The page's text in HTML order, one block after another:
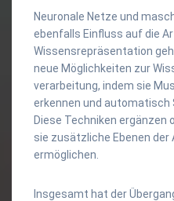
Neuronale Netze und
ebenfalls Einfluss auf die
Wissensrepräsentation
neue Möglichkeiten zur
verarbeitung, indem sie
erkennen und automatisch
Diese Techniken ergänzen
sie zusätzliche Ebenen der
ermöglichen.
Insgesamt hat der